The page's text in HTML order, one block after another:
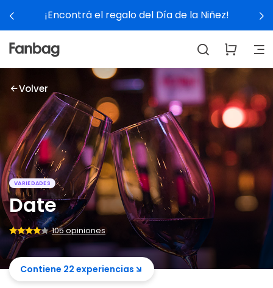
¡Encontrá el regalo del Día de la Niñez!
Volver
VARIEDADES
Date
105 opiniones
Contiene 22 experiencias